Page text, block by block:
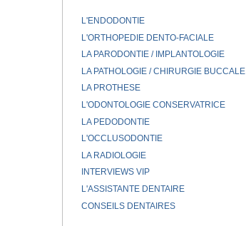
L'ENDODONTIE
L'ORTHOPEDIE DENTO-FACIALE
LA PARODONTIE / IMPLANTOLOGIE
LA PATHOLOGIE / CHIRURGIE BUCCALE
LA PROTHESE
L'ODONTOLOGIE CONSERVATRICE
LA PEDODONTIE
L'OCCLUSODONTIE
LA RADIOLOGIE
INTERVIEWS VIP
L'ASSISTANTE DENTAIRE
CONSEILS DENTAIRES